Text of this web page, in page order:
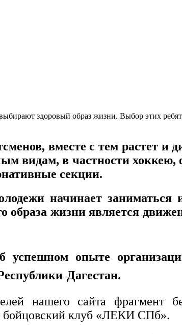
здоровый образ жизни. Выбор этих
вместе с тем растет
видам, в частности хоккею,
секции.
начинает заниматься
образа жизни является
успешном опыте
Дагестан.
нашего сайта
бойцовский клуб «ЛЕКИ СПб».